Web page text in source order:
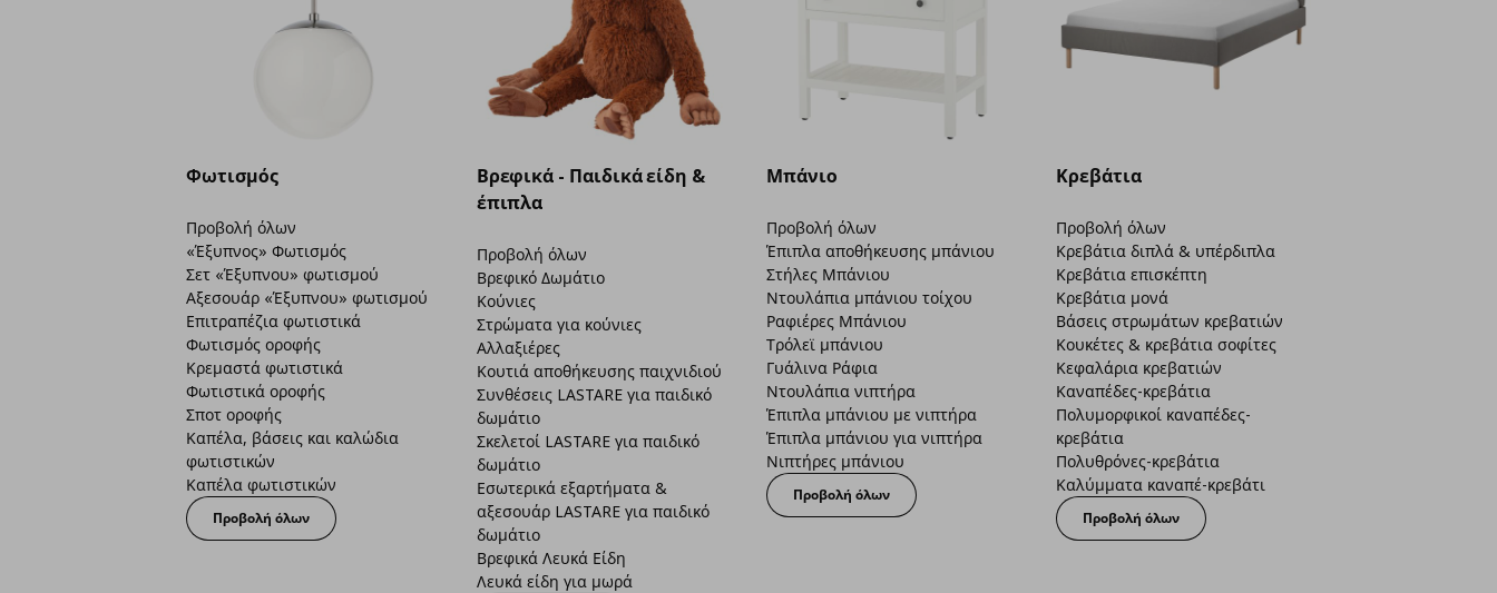
Φωτισμός
Προβολή όλων
«Έξυπνος» Φωτισμός
Σετ «Έξυπνου» φωτισμού
Αξεσουάρ «Έξυπνου» φωτισμού
Επιτραπέζια φωτιστικά
Φωτισμός οροφής
Κρεμαστά φωτιστικά
Φωτιστικά οροφής
Σποτ οροφής
Καπέλα, βάσεις και καλώδια
φωτιστικών
Καπέλα φωτιστικών
Προβολή όλων
Βρεφικά - Παιδικά είδη &
έπιπλα
Προβολή όλων
Βρεφικό Δωμάτιο
Κούνιες
Στρώματα για κούνιες
Αλλαξιέρες
Κουτιά αποθήκευσης παιχνιδιού
Συνθέσεις LASTARE για παιδικό
δωμάτιο
Σκελετοί LASTARE για παιδικό
δωμάτιο
Εσωτερικά εξαρτήματα &
αξεσουάρ LASTARE για παιδικό
δωμάτιο
Βρεφικά Λευκά Είδη
Λευκά είδη για μωρά
Μπάνιο
Προβολή όλων
Έπιπλα αποθήκευσης μπάνιου
Στήλες Μπάνιου
Ντουλάπια μπάνιου τοίχου
Ραφιέρες Μπάνιου
Τρόλεϊ μπάνιου
Γυάλινα Ράφια
Ντουλάπια νιπτήρα
Έπιπλα μπάνιου με νιπτήρα
Έπιπλα μπάνιου για νιπτήρα
Νιπτήρες μπάνιου
Προβολή όλων
Κρεβάτια
Προβολή όλων
Κρεβάτια διπλά & υπέρδιπλα
Κρεβάτια επισκέπτη
Κρεβάτια μονά
Βάσεις στρωμάτων κρεβατιών
Κουκέτες & κρεβάτια σοφίτες
Κεφαλάρια κρεβατιών
Καναπέδες-κρεβάτια
Πολυμορφικοί καναπέδες-
κρεβάτια
Πολυθρόνες-κρεβάτια
Καλύμματα καναπέ-κρεβάτι
Προβολή όλων